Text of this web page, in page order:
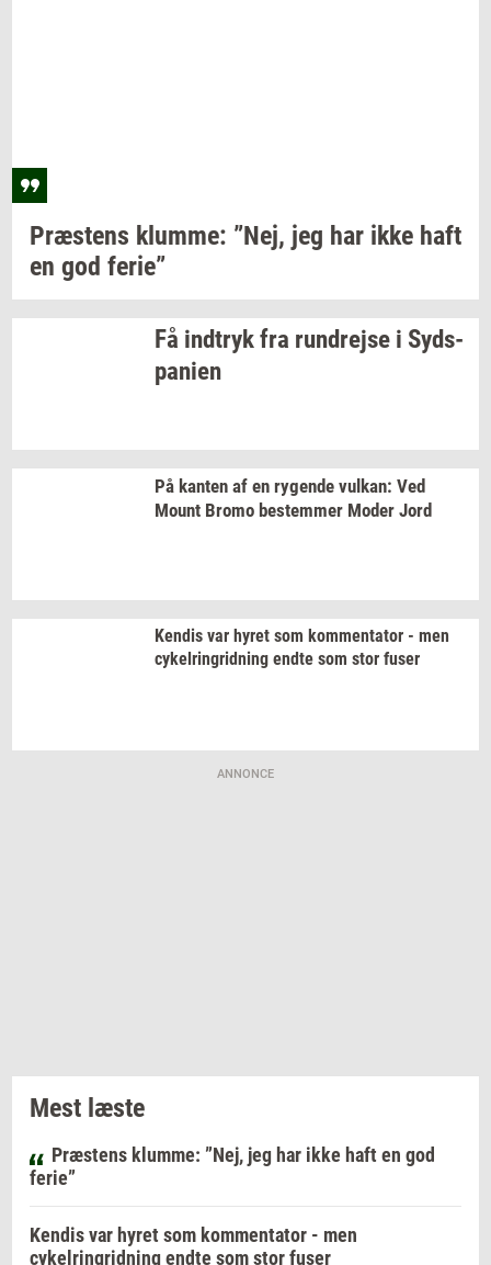
Præ­stens klum­me: ”Nej, jeg har ikke haft
en god ferie”
Få ind­trykfra run­drej­se i Syds­
pa­ni­en
På kan­ten af en ry­gen­de vulkan: Ved
Mount Bromo be­stem­mer Moder Jord
Ken­dis var hyret som kom­men­ta­tor - men
cy­kel­rin­grid­ning endte som stor fuser
ANNONCE
Mest læste
Præstens klumme: ”Nej, jeg har ikke haft en god
ferie”
Kendis var hyret som kommentator - men
cykelringridning endte som stor fuser